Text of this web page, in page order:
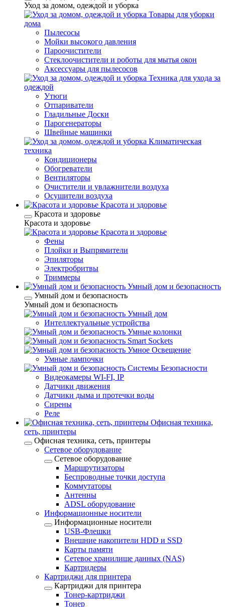
Уход за домом, одеждой и уборка
Товары для уборки
дома
Пылесосы
Мойки высокого давления
Пароочистители
Стеклоочистители и роботы для мытья окон
Аксессуары для пылесосов
Техника для ухода за
одеждой
Утюги
Отпариватели
Гладильные Доски
Парогенераторы
Швейные машинки
Климатическая
техника
Кондиционеры
Обогреватели
Вентиляторы
Очистители и увлажнители воздуха
Осушители воздуха
Красота и здоровье
Красота и здоровье
Красота и здоровье
Красота и здоровье
Фены
Плойки и Выпрямители
Эпиляторы
Электробритвы
Триммеры
Умный дом и безопасность
Умный дом и безопасность
Умный дом и безопасность
Умный дом
Интеллектуальные устройства
Умные колонки
Smart Sockets
Умное Освещение
Умные лампочки
Системы Безопасности
Видеокамеры WI-FI, IP
Датчики движения
Датчики дыма и протечки воды
Сирены
Реле
Офисная техника,
cеть, принтеры
Офисная техника, cеть, принтеры
Сетевое оборудование
Сетевое оборудование
Маршрутизаторы
Беспроводные точки доступа
Коммутаторы
Антенны
ADSL оборудование
Информационные носители
Информационные носители
USB-Флешки
Внешние накопители HDD и SSD
Карты памяти
Сетевое хранилище данных (NAS)
Картридеры
Картриджи для принтера
Картриджи для принтера
Тонер-картриджи
Тонер